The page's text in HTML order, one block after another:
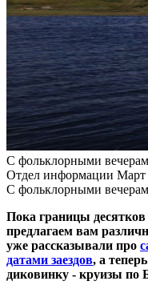
С фольклорными
Отдел информации Март
С фольклорными
Пока границы
предлагаем вам
уже рассказывали про
датами заездов, а
диковинку - круизы по